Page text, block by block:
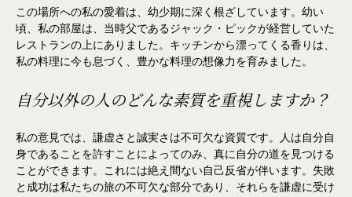
この場所への私の愛着は、幼少期に深く根ざしています。幼い
頃、私の部屋は、当時父であるジャック・ピックが経営していた
レストランの上にありました。キッチンから漂ってくる香りは、
私の料理に今も息づく、豊かな料理の想像力を育みました。
自分以外の人のどんな素質を重視しますか？
私の意見では、謙虚さと誠実さは不可欠な資質です。人は自分自
身であることを許すことによってのみ、真に自分の道を見つける
ことができます。これには絶え間ない自己反省が伴います。失敗
と成功は私たちの旅の不可欠な部分であり、それらを謙虚に受け